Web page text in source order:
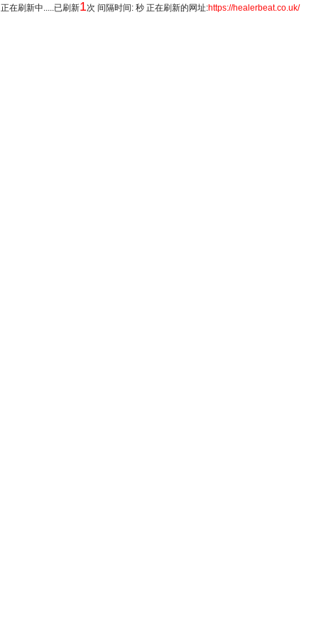
正在刷新中.....已刷新1次 间隔时间: 秒 正在刷新的网址:https://healerbeat.co.uk/